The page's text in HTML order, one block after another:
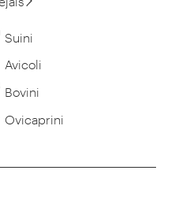
Suini
Avicoli
Bovini
Ovicaprini